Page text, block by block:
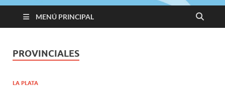
MENÚ PRINCIPAL
PROVINCIALES
LA PLATA